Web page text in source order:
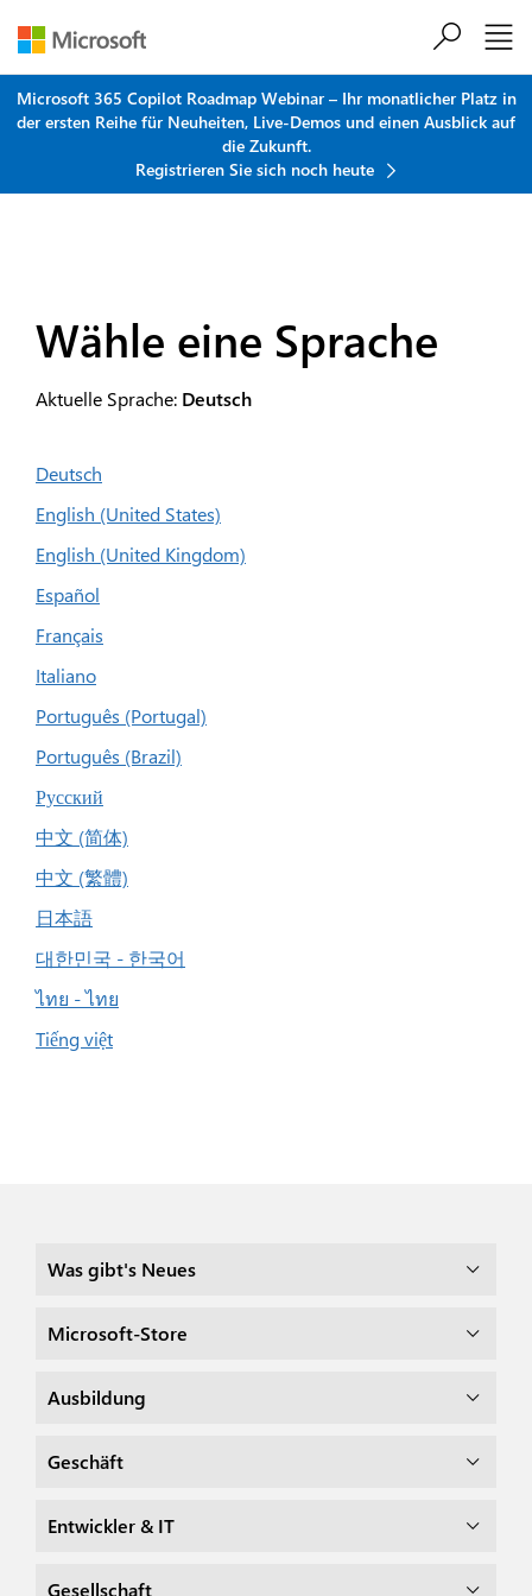
Microsoft 365 Copilot Roadmap Webinar – Ihr monatlicher Platz in
der ersten Reihe für Neuheiten, Live-Demos und einen Ausblick auf
die Zukunft.
Registrieren Sie sich noch heute
Wähle eine Sprache
Aktuelle Sprache: Deutsch
Deutsch
English (United States)
English (United Kingdom)
Español
Français
Italiano
Português (Portugal)
Português (Brazil)
Русский
中文 (简体)
中文 (繁體)
日本語
대한민국 - 한국어
ไทย - ไทย
Tiếng việt
Was gibt's Neues
Microsoft-Store
Ausbildung
Geschäft
Entwickler & IT
Gesellschaft